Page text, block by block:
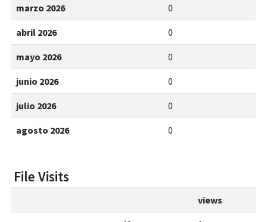
marzo 2026 0
abril 2026 0
mayo 2026 0
junio 2026 0
julio 2026 0
agosto 2026 0
File Visits
views